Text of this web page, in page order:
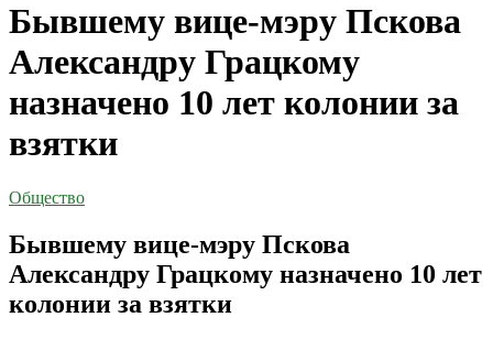
Бывшему вице-мэру Пскова
Александру Грацкому
назначено 10 лет колонии за
взятки
Общество
Бывшему вице-мэру Пскова
Александру Грацкому назначено 10 лет
колонии за взятки